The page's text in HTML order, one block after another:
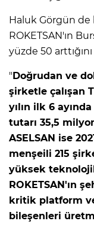
Haluk Görgün de
ROKETSAN'ın
yüzde 50
"Doğrudan ve
şirketle çalışan
yılın ilk 6
tutarı 35,5
ASELSAN ise
menşeili 215
yüksek
ROKETSAN'ın
kritik platform
bileşenleri